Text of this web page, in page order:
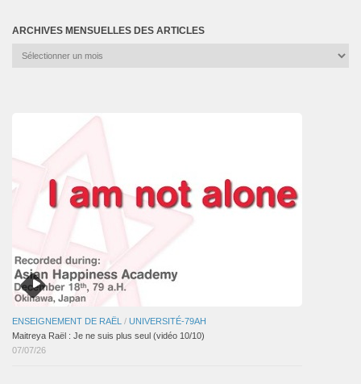
ARCHIVES MENSUELLES DES ARTICLES
Archives
ENSEIGNEMENT DE RAËL / UNIVERSITÉ-79AH
Maitreya Raël : Je ne suis plus seul (vidéo 10/10)
07/07/26